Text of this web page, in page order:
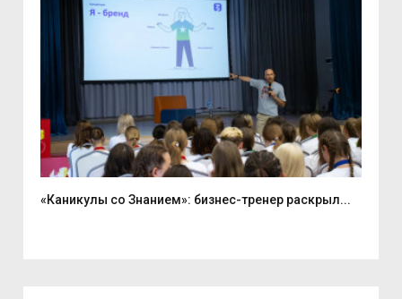
«Каникулы со Знанием»: бизнес-тренер раскрыл...